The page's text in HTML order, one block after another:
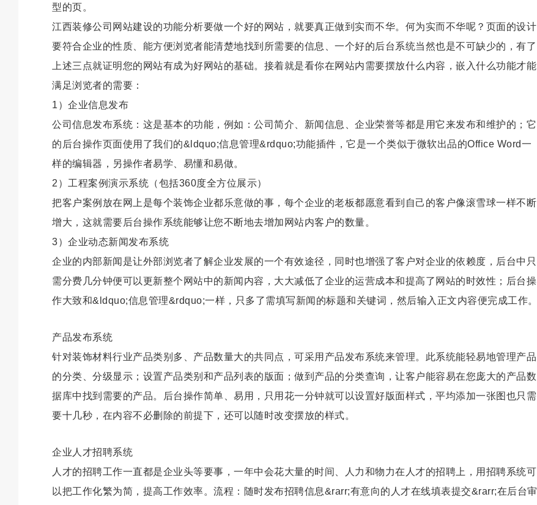
型的页。
江西装修公司网站建设的功能分析要做一个好的网站，就要真正做到实而不华。何为实而不华呢？页面的设计
要符合企业的性质、能方便浏览者能清楚地找到所需要的信息、一个好的后台系统当然也是不可缺少的，有了
上述三点就证明您的网站有成为好网站的基础。接着就是看你在网站内需要摆放什么内容，嵌入什么功能才能
满足浏览者的需要：
1）企业信息发布
公司信息发布系统：这是基本的功能，例如：公司简介、新闻信息、企业荣誉等都是用它来发布和维护的；它
的后台操作页面使用了我们的&ldquo;信息管理&rdquo;功能插件，它是一个类似于微软出品的Office Word一
样的编辑器，另操作者易学、易懂和易做。
2）工程案例演示系统（包括360度全方位展示）
把客户案例放在网上是每个装饰企业都乐意做的事，每个企业的老板都愿意看到自己的客户像滚雪球一样不断
增大，这就需要后台操作系统能够让您不断地去增加网站内客户的数量。
3）企业动态新闻发布系统
企业的内部新闻是让外部浏览者了解企业发展的一个有效途径，同时也增强了客户对企业的依赖度，后台中只
需分费几分钟便可以更新整个网站中的新闻内容，大大减低了企业的运营成本和提高了网站的时效性；后台操
作大致和&ldquo;信息管理&rdquo;一样，只多了需填写新闻的标题和关键词，然后输入正文内容便完成工作。
产品发布系统
针对装饰材料行业产品类别多、产品数量大的共同点，可采用产品发布系统来管理。此系统能轻易地管理产品
的分类、分级显示；设置产品类别和产品列表的版面；做到产品的分类查询，让客户能容易在您庞大的产品数
据库中找到需要的产品。后台操作简单、易用，只用花一分钟就可以设置好版面样式，平均添加一张图也只需
要十几秒，在内容不必删除的前提下，还可以随时改变摆放的样式。
企业人才招聘系统
人才的招聘工作一直都是企业头等要事，一年中会花大量的时间、人力和物力在人才的招聘上，用招聘系统可
以把工作化繁为简，提高工作效率。流程：随时发布招聘信息&rarr;有意向的人才在线填表提交&rarr;在后台审